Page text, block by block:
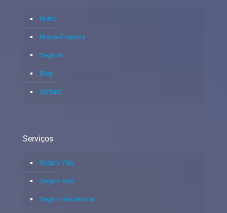
Home
Nossa Empresa
Seguros
Blog
Contato
Serviços
Seguro Vida
Seguro Auto
Seguro Residencial